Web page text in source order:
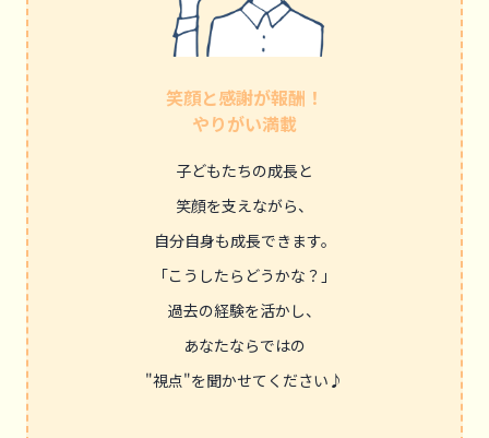
笑顔と感謝が報酬！
やりがい満載
子どもたちの成長と
笑顔を支えながら、
自分自身も成長できます。
「こうしたらどうかな？」
過去の経験を活かし、
あなたならではの
"視点"を聞かせてください♪